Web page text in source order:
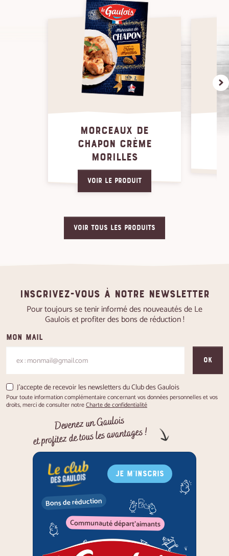
MORCEAUX DE
CHAPON CRÈME
MORILLES
Voir le produit
VOIR TOUS LES PRODUITS
Inscrivez-vous à notre newsletter
Pour toujours se tenir informé des nouveautés de Le
Gaulois et profiter des bons de réduction !
Mon mail
OK
J'accepte de recevoir les newsletters du Club des Gaulois
Pour toute information complémentaire concernant vos données personnelles et vos
droits, merci de consulter notreCharte de confidentialité
Devenez un Gaulois
et profitez de tous les avantages !
JE M'INSCRIS
Bons de réduction
Communauté départ'aimants